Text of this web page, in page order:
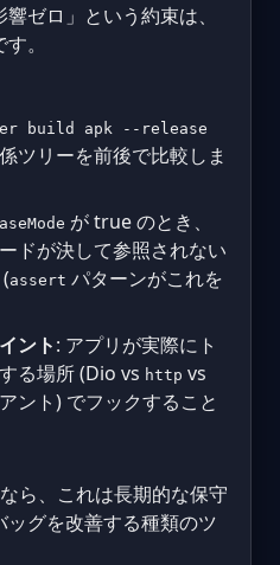
ゼロ」という約束は、
。
build apk --release
ツリーを前後で比較しま
が true のとき、
ドが決して参照されない
assert パターンがこれを
ント: アプリが実際にト
る場所 (Dio vs http vs
ント) でフックすること
ら、これは長期的な保守
グを改善する種類のツ